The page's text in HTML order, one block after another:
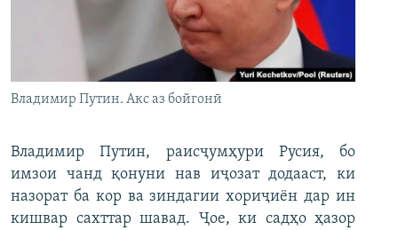
Владимир Путин. Акс аз бойгонӣ
Владимир Путин, раисҷумҳури Русия, бо
имзои чанд қонуни нав иҷозат додааст, ки
назорат ба кор ва зиндагии хориҷиён дар ин
кишвар сахттар шавад. Ҷое, ки садҳо ҳазор